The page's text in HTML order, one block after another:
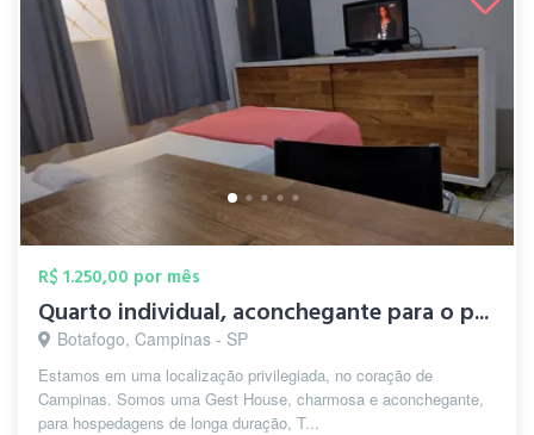
R$ 1.250,00 por mês
Quarto individual, aconchegante para o p...
Botafogo, Campinas - SP
Estamos em uma localização privilegiada, no coração de
Campinas. Somos uma Gest House, charmosa e aconchegante,
para hospedagens de longa duração, T...